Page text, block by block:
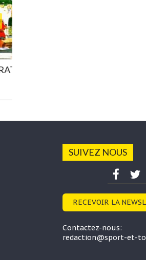
SUIVEZ NOUS
RECEVOIR LA
Contactez-nous:
redaction@sport-et-